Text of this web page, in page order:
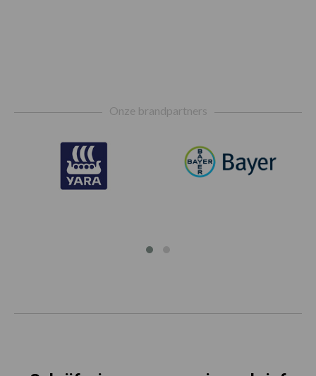
Onze brandpartners